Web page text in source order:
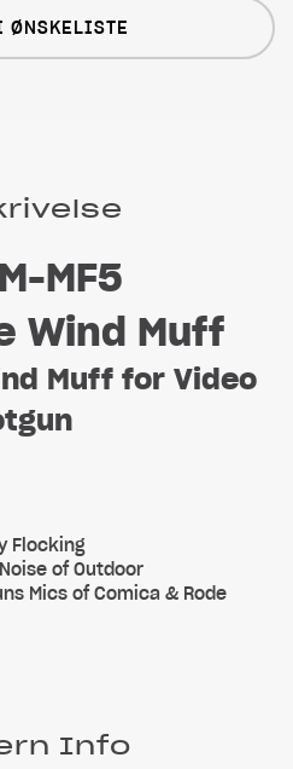
ØNSKELISTE
MF5
Wind Muff
Muff for Video
Flocking
of Outdoor
Mics of Comica & Rode
Info